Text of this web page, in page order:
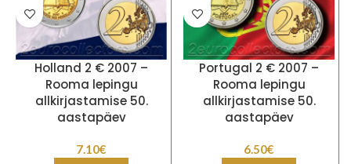
Holland 2 € 2007 –
Rooma lepingu
allkirjastamise 50.
aastapäev
7.10€
Portugal 2 € 2007 –
Rooma lepingu
allkirjastamise 50.
aastapäev
6.50€